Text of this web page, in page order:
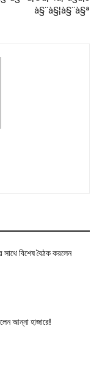
à§¨à§¦à§¨à§ª
সাথে বিশেষ বৈঠক করলেন
আন্না হাজারে!